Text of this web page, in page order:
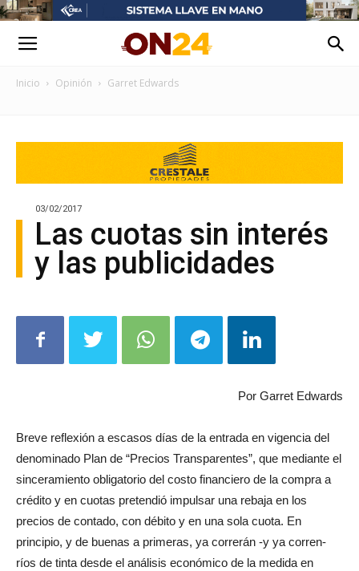
Inicio Opinión Garret Edwards
03/02/2017
Las cuotas sin interés
y las publicidades
Por Garret Edwards
Breve reflexión a escasos días de la entrada en vigencia del
denominado Plan de “Precios Transparentes”, que mediante el
sinceramiento obligatorio del costo financiero de la compra a
crédito y en cuotas pretendió impulsar una rebaja en los
precios de contado, con débito y en una sola cuota. En
principio, y de buenas a primeras, ya correrán -y ya corren-
ríos de tinta desde el análisis económico de la medida en